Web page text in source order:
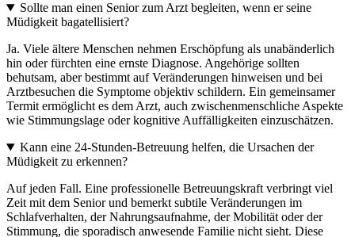
Sollte man einen Senior zum Arzt begleiten, wenn er seine
Müdigkeit bagatellisiert?
Ja. Viele ältere Menschen nehmen Erschöpfung als unabänderlich
hin oder fürchten eine ernste Diagnose. Angehörige sollten
behutsam, aber bestimmt auf Veränderungen hinweisen und bei
Arztbesuchen die Symptome objektiv schildern. Ein gemeinsamer
Termit ermöglicht es dem Arzt, auch zwischenmenschliche Aspekte
wie Stimmungslage oder kognitive Auffälligkeiten einzuschätzen.
Kann eine 24-Stunden-Betreuung helfen, die Ursachen der
Müdigkeit zu erkennen?
Auf jeden Fall. Eine professionelle Betreuungskraft verbringt viel
Zeit mit dem Senior und bemerkt subtile Veränderungen im
Schlafverhalten, der Nahrungsaufnahme, der Mobilität oder der
Stimmung, die sporadisch anwesende Familie nicht sieht. Diese